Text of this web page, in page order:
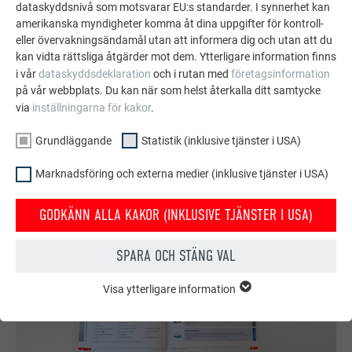
projekt med PREFA:s hållbara aluminiumlösningar för
tak, solenergi och fasader.
SE FLER REFERENSER
dataskyddsnivå som motsvarar EU:s standarder. I synnerhet kan
amerikanska myndigheter komma åt dina uppgifter för kontroll-
eller övervakningsändamål utan att informera dig och utan att du
kan vidta rättsliga åtgärder mot dem. Ytterligare information finns
i vårdataskyddsdeklaration och i rutan med företagsinformation
på vår webbplats. Du kan när som helst återkalla ditt samtycke
via inställningarna för kakor.
Grundläggande Statistik (inklusive tjänster i USA)
Marknadsföring och externa medier (inklusive tjänster i USA)
GODKÄNN ALLA KAKOR (INKLUSIVE TJÄNSTER I USA)
SPARA OCH STÄNG VAL
GRUNDLÄGGANDE
grundläggande funktioner. Detta säkerställer att webbplatsen
fungerar korrekt.
Visa ytterligare information